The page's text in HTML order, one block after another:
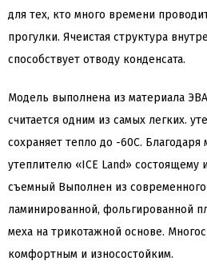
для тех, кто много времени
прогулки. Ячеистая структура
способствует отводу конденсата.
Модель выполнена из материала
считается одним из самых легких.
сохраняет тепло до -60С. Благодаря
утеплителю «ICE Land» состоящему
съемный Выполнен из современного
ламинированной, фольгированной
меха на трикотажной основе.
комфортным и износостойким.